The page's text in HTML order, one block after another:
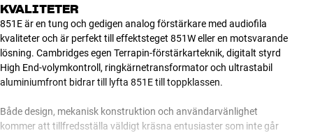
KVALITETER
851E är en tung och gedigen analog förstärkare med audiofila
kvaliteter och är perfekt till effektsteget 851W eller en motsvarande
lösning. Cambridges egen Terrapin-förstärkarteknik, digitalt styrd
High End-volymkontroll, ringkärnetransformator och ultrastabil
aluminiumfront bidrar till lyfta 851E till toppklassen.
Både design, mekanisk konstruktion och användarvänlighet
kommer att tillfredsställa väldigt kräsna entusiaster som inte går